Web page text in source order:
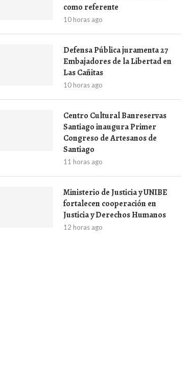
como referente
10 horas ago
Defensa Pública juramenta 27
Embajadores de la Libertad en
Las Cañitas
10 horas ago
Centro Cultural Banreservas
Santiago inaugura Primer
Congreso de Artesanos de
Santiago
11 horas ago
Ministerio de Justicia y UNIBE
fortalecen cooperación en
Justicia y Derechos Humanos
12 horas ago